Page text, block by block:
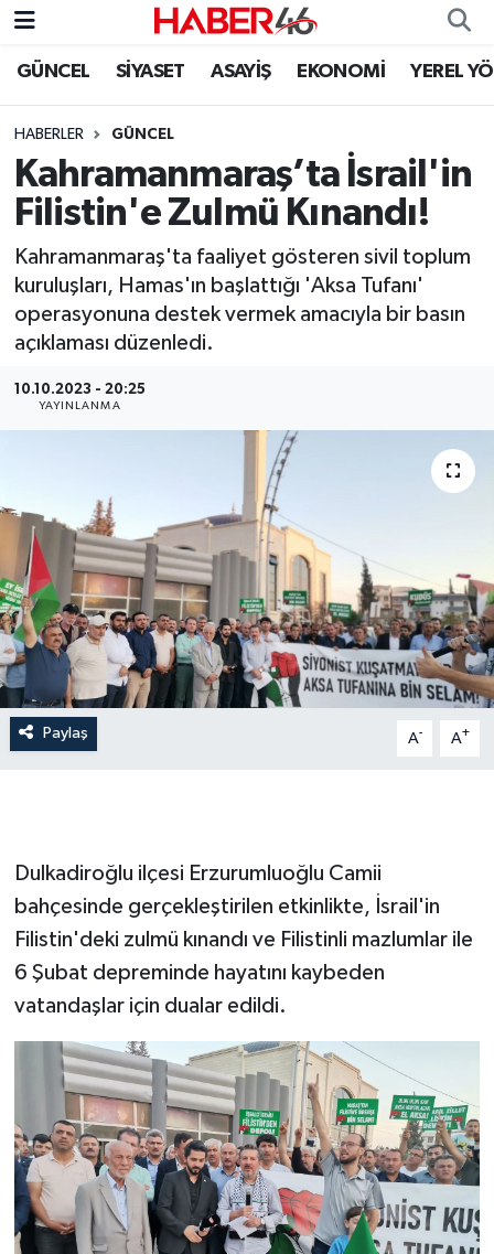
GÜNCEL SİYASET ASAYİŞ EKONOMİ YEREL
HABERLER GÜNCEL
Kahramanmaraş’ta İsrail'in
Filistin'e Zulmü Kınandı!
Kahramanmaraş'ta faaliyet gösteren sivil toplum
kuruluşları, Hamas'ın başlattığı 'Aksa Tufanı'
operasyonuna destek vermek amacıyla bir basın
açıklaması düzenledi.
10.10.2023 - 20:25
YAYINLANMA
Paylaş A- A+
Dulkadiroğlu ilçesi Erzurumluoğlu Camii
bahçesinde gerçekleştirilen etkinlikte, İsrail'in
Filistin'deki zulmü kınandı ve Filistinli mazlumlar ile
6 Şubat depreminde hayatını kaybeden
vatandaşlar için dualar edildi.
GÜNCEL
SİYASET
EKONOMİ
SPOR
YAŞAM
İLÇE HABERLERİ
KÜLTÜR-SANAT
KSÜ
DÜNYA
KADIN-AİLE
YEREL YÖNETİM
MEDYA
SEÇİM 2011
ÜÇÜNCÜ SAYFA
BİLİMNET
Yemek
Nöbetçi Eczaneler
Hava Durumu
Kahramanmaraş Namaz Vakitleri
Trafik Durumu
Süper Lig Puan Durumu ve Fikstür